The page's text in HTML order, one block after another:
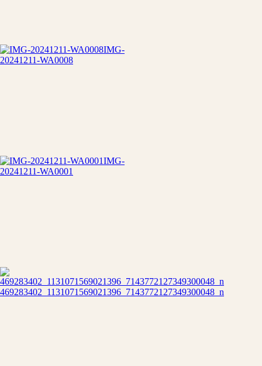
IMG-
20241211-WA0008
IMG-
20241211-WA0001
469283402_1131071569021396_7143772127349300048_n